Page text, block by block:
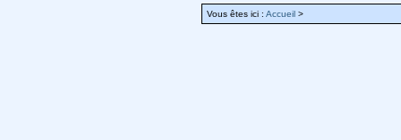
Vous êtes ici : Accueil >